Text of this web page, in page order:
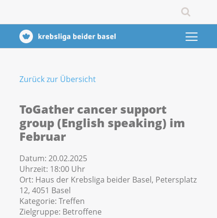
Zurück zur Übersicht
ToGather cancer support
group (English speaking) im
Februar
Datum: 20.02.2025
Uhrzeit: 18:00 Uhr
Ort: Haus der Krebsliga beider Basel, Petersplatz
12, 4051 Basel
Kategorie: Treffen
Zielgruppe: Betroffene